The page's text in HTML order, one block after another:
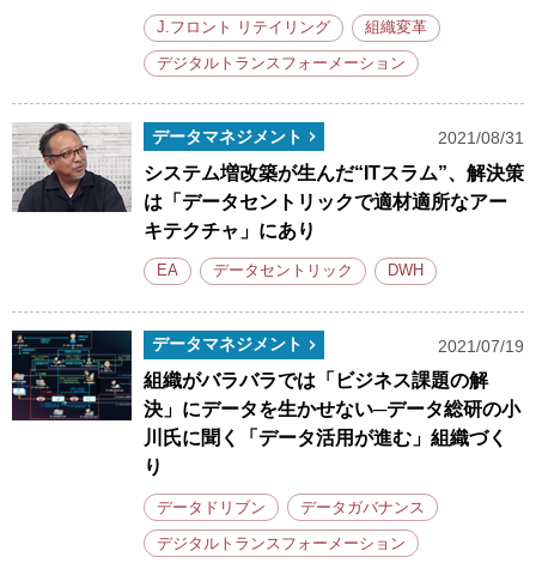
J.フロント リテイリング 組織変革
デジタルトランスフォーメーション
データマネジメント 2021/08/31
システム増改築が生んだ“ITスラム”、解決策
は「データセントリックで適材適所なアー
キテクチャ」にあり
EA データセントリック DWH
データマネジメント 2021/07/19
組織がバラバラでは「ビジネス課題の解
決」にデータを生かせない─データ総研の小
川氏に聞く「データ活用が進む」組織づく
り
データドリブン データガバナンス
デジタルトランスフォーメーション